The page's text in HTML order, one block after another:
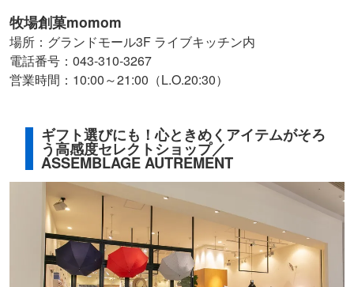
牧場創菓momom
場所：グランドモール3F ライブキッチン内
電話番号：043-310-3267
営業時間：10:00～21:00（L.O.20:30）
ギフト選びにも！心ときめくアイテムがそろ
う高感度セレクトショップ／
ASSEMBLAGE AUTREMENT